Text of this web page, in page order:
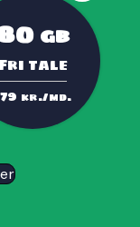
GB
Fri tale
kr./md.